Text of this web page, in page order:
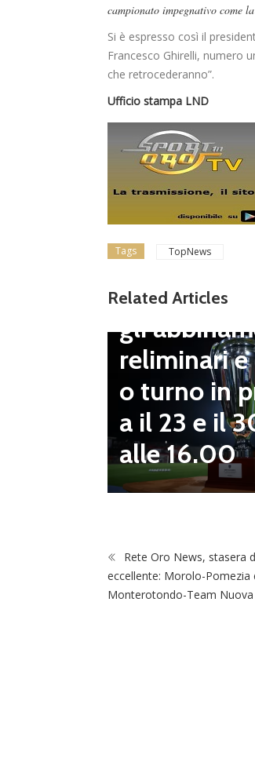
campionato impegnativo come la
Si è espresso così il
Francesco Ghirelli, numero
che retrocederanno”.
Ufficio stampa LND
Tags TopNews
Related Articles
Coppa Italia
gli
reliminari
o turno in
a il 23 e il
alle 16.00
Rete Oro News, stasera
eccellente: Morolo-Pomezia
Monterotondo-Team Nuova